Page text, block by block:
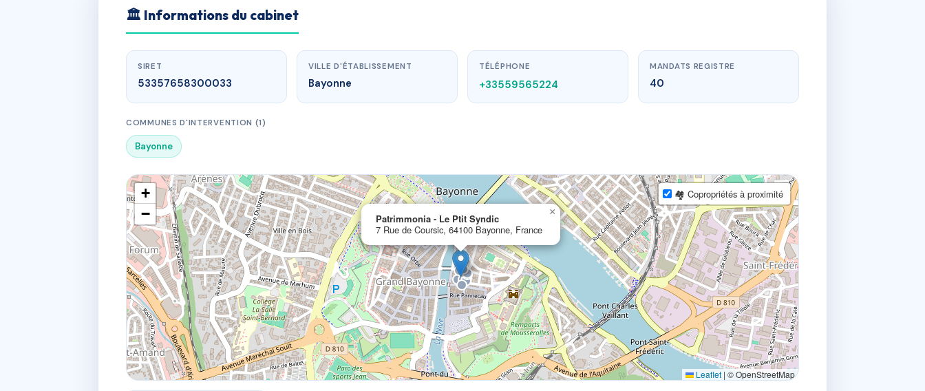
🏛 Informations du cabinet
SIRET
53357658300033
VILLE D'ÉTABLISSEMENT
Bayonne
TÉLÉPHONE
+33559565224
MANDATS REGISTRE
40
COMMUNES D'INTERVENTION (1)
Bayonne
Patrimmonia - Le Ptit Syndic
7 Rue de Coursic, 64100 Bayonne, France
×
+
−
🏘 Copropriétés à proximité
Leaflet | © OpenStreetMap